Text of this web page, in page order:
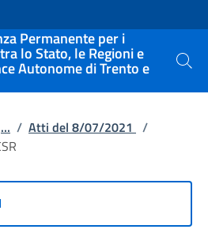
Permanente per i
lo Stato, le Regioni e
Autonome di Trento e Cerca
... / Atti del 8/07/2021 /